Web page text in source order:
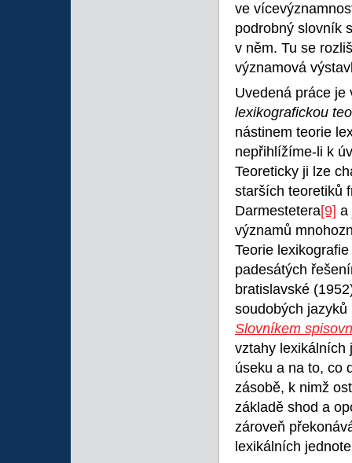
ve
podrobný slovník
v něm. Tu se
významová
Uvedená práce
lexikografickou
nástinem teorie
nepřihlížíme-li k
Teoreticky ji lze
starších teoretiků
Darmestetera[9] a
významů
Teorie
padesátých
bratislavské
soudobých
Slovníkem
vztahy lexikálních
úseku a na to, co
zásobě, k nimž
základě shod a
zároveň
lexikálních